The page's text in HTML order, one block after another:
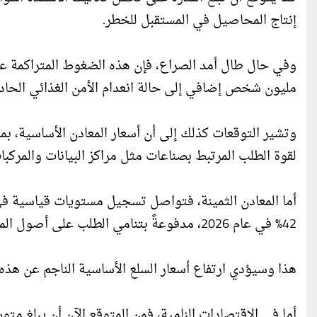
إنتاج المحاصيل في المستقبل للخطر.
مليون شخص إضافي إلى حالة انعدام الأمن الغذائي
وتشير التوقعات كذلك إلى أن أسعار المعادن الأساسية،
لقوة الطلب المرتبط بصناعات مثل مراكز البيانات
أما المعادن الثمينة، فتواصل تسجيل مستويات قياسية
42% في عام 2026، مدفوعةً بتنامي الطلب على أصول الملاذ الآمن في ظل حالة عدم اليقين الجيوسياسي.
هذا وسيؤدي ارتفاع أسعار السلع الأساسية الناجم عن